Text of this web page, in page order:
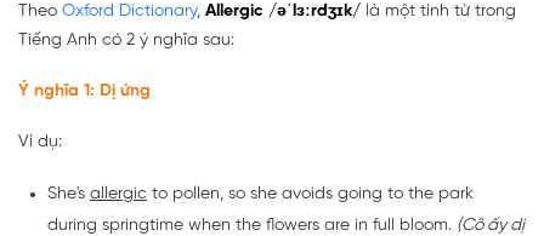
Theo Oxford Dictionary, Allergic /əˈlɜːrdʒɪk/ là một tính từ trong
Tiếng Anh có 2 ý nghĩa sau:
Ý nghĩa 1: Dị ứng
Ví dụ:
She's allergic to pollen, so she avoids going to the park
during springtime when the flowers are in full bloom. (Cô ấy dị